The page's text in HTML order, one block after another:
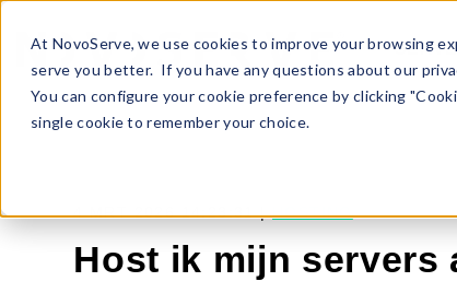
At NovoServe, we use cookies to improve your browsing
serve you better. If you have any questions about our
You can configure your cookie preference by clicking
single cookie to remember your choice.
4 MRT 2026 14:23:31 |HOSTING
Host ik mijn servers